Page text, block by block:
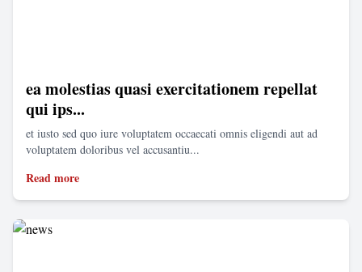
ea molestias quasi exercitationem repellat
qui ips...
et iusto sed quo iure voluptatem occaecati omnis eligendi aut ad
voluptatem doloribus vel accusantiu...
Read more